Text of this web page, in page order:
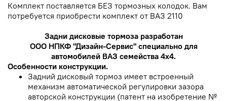
Комплект поставляется БЕЗ тормозных колодок. Вам
потребуется приобрести комплект от ВАЗ 2110
Задни дисковые тормоза разработан
ООО НПКФ "Дизайн-Сервис" специально для
автомобилей ВАЗ семейства 4х4.
Особенности конструкции.
Задний дисковый тормоз имеет встроенный
механизм автоматической регулировки зазора
авторской конструкции (патент на изобретение №